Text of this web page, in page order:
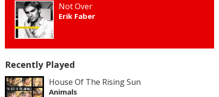
Not Over
Erik Faber
Recently Played
House Of The Rising Sun
Animals